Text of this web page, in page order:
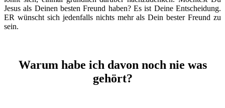
Jesus als Deinen besten Freund haben? Es ist Deine Entscheidung.
ER wünscht sich jedenfalls nichts mehr als Dein bester Freund zu
sein.
Warum habe ich davon noch nie was
gehört?